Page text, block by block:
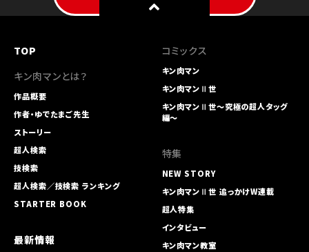
TOP
キン肉マンとは？
作品概要
作者・ゆでたまご先生
ストーリー
超人検索
技検索
超人検索／技検索 ランキング
STARTER BOOK
最新情報
コミックス
キン肉マン
キン肉マンⅡ世
キン肉マンⅡ世～究極の超人タッグ
編～
特集
NEW STORY
キン肉マンⅡ世 追っかけW連載
超人特集
インタビュー
キン肉マン教室